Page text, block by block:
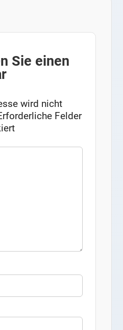
Sie einen
wird nicht
Felder